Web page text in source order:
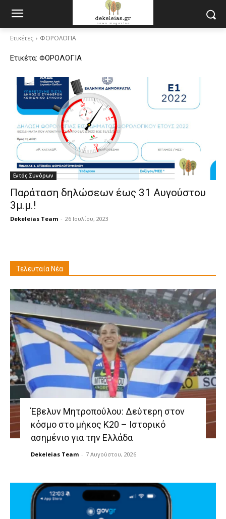
Ετικέτες ΦΟΡΟΛΟΓΙΑ
Ετικέτα: ΦΟΡΟΛΟΓΙΑ
Εντός Συνόρων
Παράταση δηλώσεων έως 31 Αυγούστου
3μ.μ.!
Dekeleias Team - 26 Ιουλίου, 2023
Τελευταία Νέα
Έβελυν Μητροπούλου: Δεύτερη στον
κόσμο στο μήκος Κ20 – Ιστορικό
ασημένιο για την Ελλάδα
Dekeleias Team - 7 Αυγούστου, 2026